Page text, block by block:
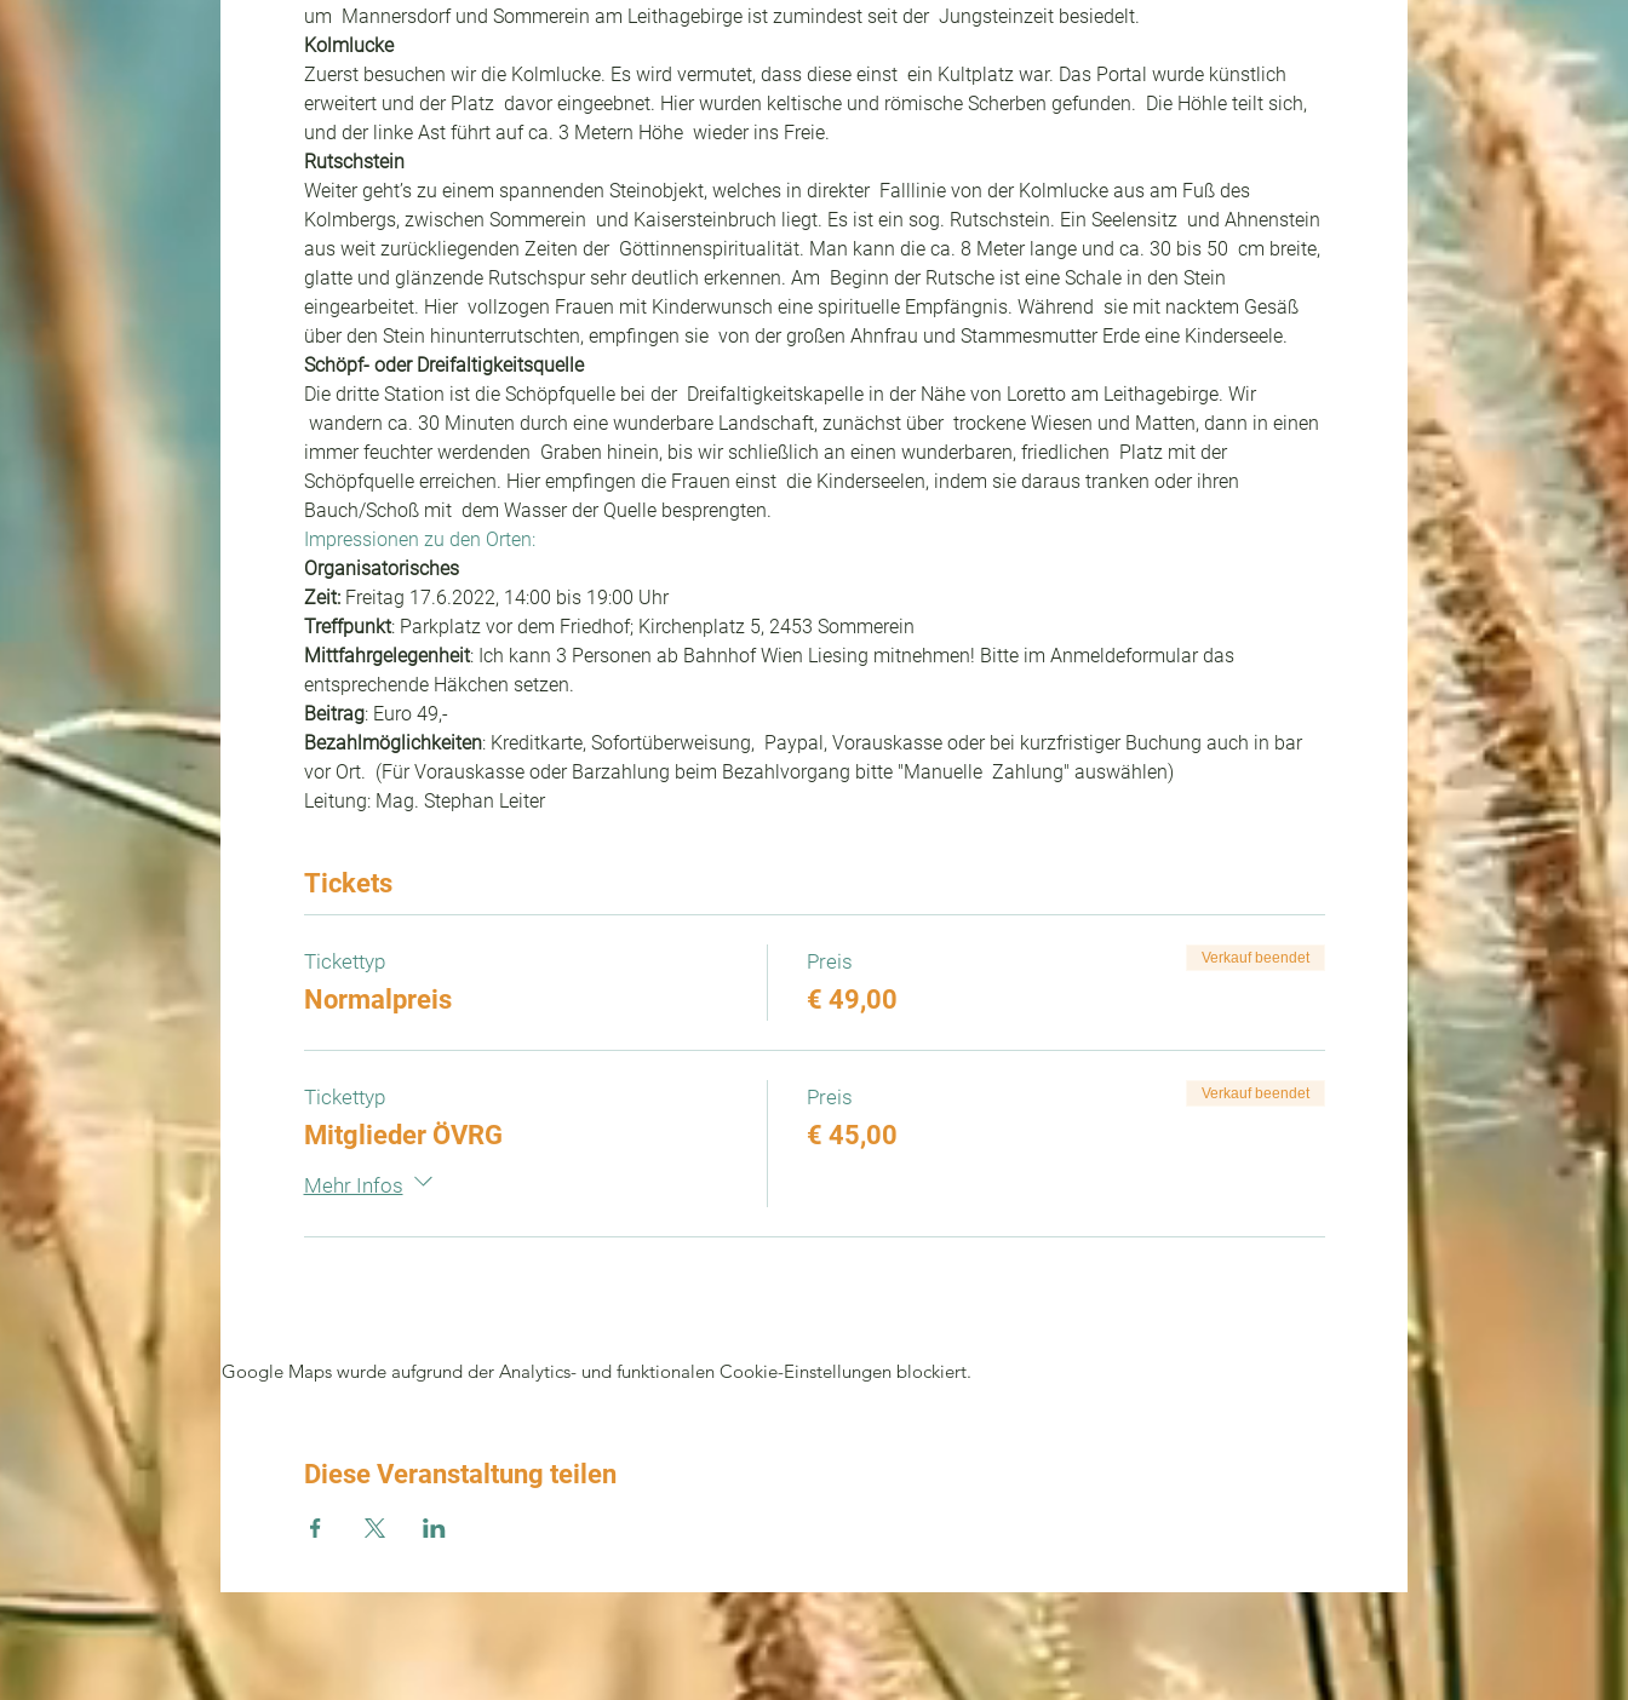
um  Mannersdorf und Sommerein am Leithagebirge ist zumindest seit der  Jungsteinzeit besiedelt.
Kolmlucke
Zuerst besuchen wir die Kolmlucke. Es wird vermutet, dass diese einst  ein Kultplatz war. Das Portal wurde künstlich
erweitert und der Platz  davor eingeebnet. Hier wurden keltische und römische Scherben gefunden.  Die Höhle teilt sich,
und der linke Ast führt auf ca. 3 Metern Höhe  wieder ins Freie.
Rutschstein
Weiter geht’s zu einem spannenden Steinobjekt, welches in direkter  Falllinie von der Kolmlucke aus am Fuß des
Kolmbergs, zwischen Sommerein  und Kaisersteinbruch liegt. Es ist ein sog. Rutschstein. Ein Seelensitz  und Ahnenstein
aus weit zurückliegenden Zeiten der  Göttinnenspiritualität. Man kann die ca. 8 Meter lange und ca. 30 bis 50  cm breite,
glatte und glänzende Rutschspur sehr deutlich erkennen. Am  Beginn der Rutsche ist eine Schale in den Stein
eingearbeitet. Hier  vollzogen Frauen mit Kinderwunsch eine spirituelle Empfängnis. Während  sie mit nacktem Gesäß
über den Stein hinunterrutschten, empfingen sie  von der großen Ahnfrau und Stammesmutter Erde eine Kinderseele.
Schöpf- oder Dreifaltigkeitsquelle
Die dritte Station ist die Schöpfquelle bei der  Dreifaltigkeitskapelle in der Nähe von Loretto am Leithagebirge. Wir
wandern ca. 30 Minuten durch eine wunderbare Landschaft, zunächst über  trockene Wiesen und Matten, dann in einen
immer feuchter werdenden  Graben hinein, bis wir schließlich an einen wunderbaren, friedlichen  Platz mit der
Schöpfquelle erreichen. Hier empfingen die Frauen einst  die Kinderseelen, indem sie daraus tranken oder ihren
Bauch/Schoß mit  dem Wasser der Quelle besprengten.
Impressionen zu den Orten:
Organisatorisches
Zeit: Freitag 17.6.2022, 14:00 bis 19:00 Uhr
Treffpunkt: Parkplatz vor dem Friedhof; Kirchenplatz 5, 2453 Sommerein
Mittfahrgelegenheit: Ich kann 3 Personen ab Bahnhof Wien Liesing mitnehmen! Bitte im Anmeldeformular das
entsprechende Häkchen setzen.
Beitrag: Euro 49,-
Bezahlmöglichkeiten: Kreditkarte, Sofortüberweisung,  Paypal, Vorauskasse oder bei kurzfristiger Buchung auch in bar
vor Ort.  (Für Vorauskasse oder Barzahlung beim Bezahlvorgang bitte "Manuelle  Zahlung" auswählen)
Leitung: Mag. Stephan Leiter
Tickets
Tickettyp
Normalpreis
Preis
€ 49,00
Verkauf beendet
Tickettyp
Mitglieder ÖVRG
Mehr Infos
Preis
€ 45,00
Verkauf beendet
Google Maps wurde aufgrund der Analytics- und funktionalen Cookie-Einstellungen blockiert.
Diese Veranstaltung teilen